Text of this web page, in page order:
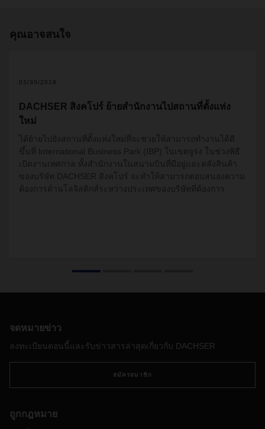
คุณอาจสนใจ
03/30/2019
DACHSER สิงคโปร์ ย้ายสำนักงานไปสถานที่ตั้งแห่ง
ใหม่
ได้ย้ายไปยังสถานที่ตั้งแห่งใหม่ที่จะช่วยให้สามารถทำงานได้ดี
ขึ้นที่
International Business Park (IBP)
ในเขตจูร่ง ในช่วงพิธี
เปิดงานเทศกาล ทั้งสำนักงานในสนามบินที่มีอยู่และคลังสินค้า
ของบริษัท
DACHSER สิงคโปร์ จะทำให้สามารถตอบสนองความ
ต้องการด้านโลจิสติกส์ระหว่างประเทศของบริษัทที่ต้องการ
จดหมายข่าว
ลงทะเบียนตอนนี้และรับข่าวสารล่าสุดเกี่ยวกับ DACHSER
สมัครสมาชิก
ถูกกฎหมาย